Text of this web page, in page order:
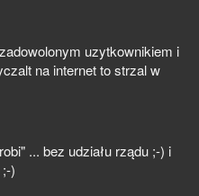
uzytkownikiem i
na internet to strzal w
... bez udziału rządu ;-) i
)